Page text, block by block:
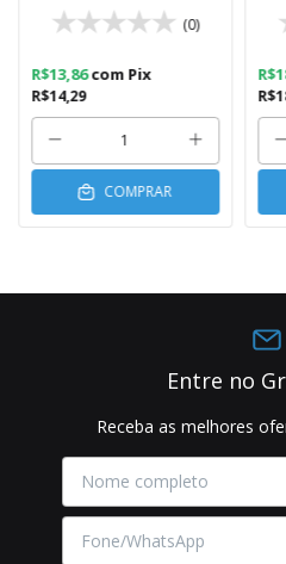
(0)
R$14,29
R$13,86com Pix
COMPRAR
Entre no
Receba as melhores